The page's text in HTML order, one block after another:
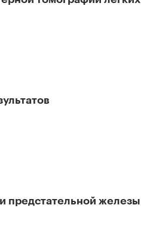
предстательной железы